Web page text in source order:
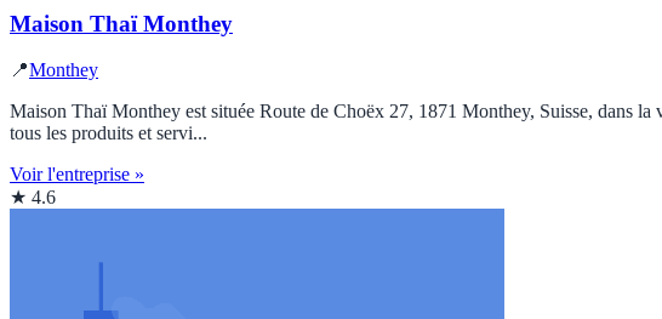
Maison Thaï Monthey
📍Monthey
Maison Thaï Monthey est située Route de Choëx 27, 1871 Monthey, Suisse, dans
tous les produits et servi...
Voir l'entreprise »
★ 4.6